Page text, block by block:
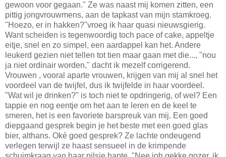
gewoon voor gegaan." Ze was naast mij komen zitten, een
pittig jongvrouwmens, aan de tapkast van mijn stamkroeg.
"Hoezo, er in hakken?"vroeg ik haar quasi nieuwsgierig.
Want scheiden is tegenwoordig toch pace of cake, appeltje
eitje, snel en zo simpel, een aardappel kan het. Andere
leukerd gezien niet tellen tot tien maar gaan met die..., "nou
ja niet ordinair worden," dacht ik mezelf corrigerend.
Vrouwen , vooral aparte vrouwen, krijgen van mij al snel het
voordeel van de twijfel, dus ik twijfelde in haar voordeel.
"Wat wil je drinken?" is toch niet te opdringerig, of wel? Een
tappie en nog eentje om het aan te leren en de keel te
smeren, het is een favoriete barspreuk van mij. Een goed
diepgaand gesprek begin je het beste met een goed glas
bier, althans. Oké goed gesprek? Ze lachte ondeugend
verlegen terwijl ze haast sensueel in de krimpende